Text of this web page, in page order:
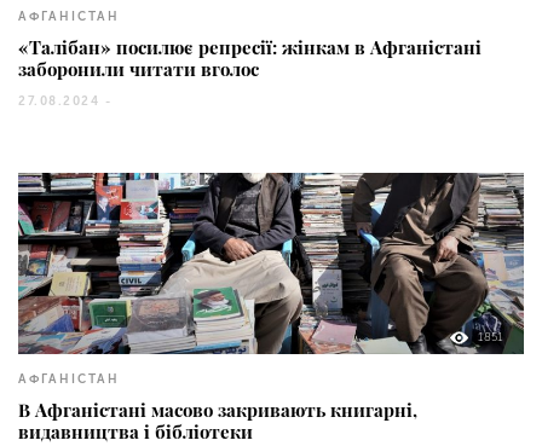
АФГАНІСТАН
«Талібан» посилює репресії: жінкам в Афганістані
заборонили читати вголос
27.08.2024 -
1851
АФГАНІСТАН
В Афганістані масово закривають книгарні,
видавництва і бібліотеки